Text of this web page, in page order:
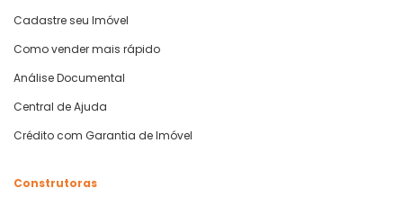
Cadastre seu Imóvel
Como vender mais rápido
Análise Documental
Central de Ajuda
Crédito com Garantia de Imóvel
Construtoras